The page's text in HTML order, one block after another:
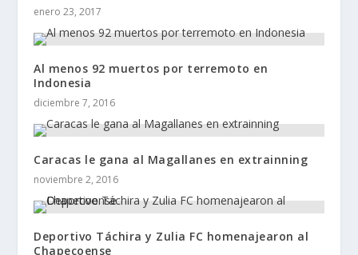
enero 23, 2017
Al menos 92 muertos por terremoto en
Indonesia
diciembre 7, 2016
Caracas le gana al Magallanes en extrainning
noviembre 2, 2016
Deportivo Táchira y Zulia FC homenajearon al
Chapecoense